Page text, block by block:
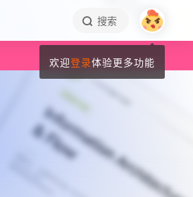
搜索
欢迎登录体验更多功能